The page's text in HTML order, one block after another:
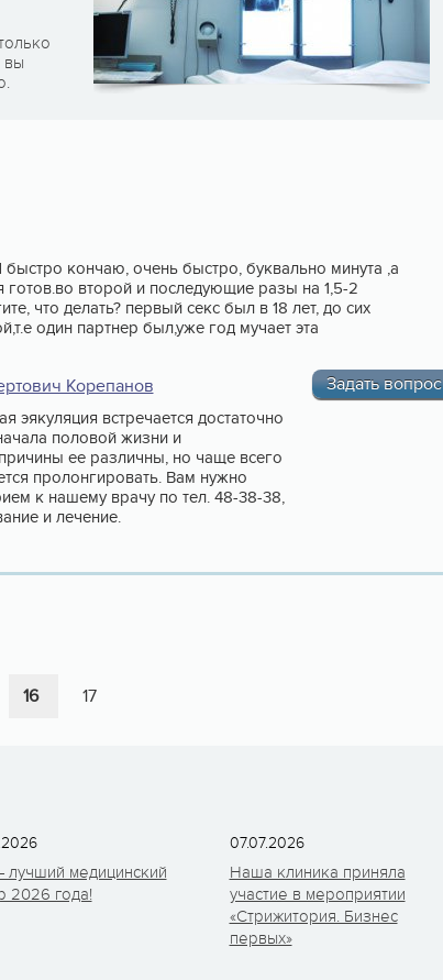
вы
быстро кончаю, очень быстро, буквально минута ,а
готов.во второй и последующие разы на 1,5-2
что делать? первый секс был в 18 лет, до сих
один партнер был,уже год мучает эта
Задать вопрос
Корепанов
эякуляция встречается достаточно
половой жизни и
ее различны, но чаще всего
пролонгировать. Вам нужно
к нашему врачу по тел. 48-38-38,
и лечение.
16 17
медицинский
2026 года!
07.07.2026
Наша клиника приняла
участие в мероприятии
«Стрижитория. Бизнес
первых»